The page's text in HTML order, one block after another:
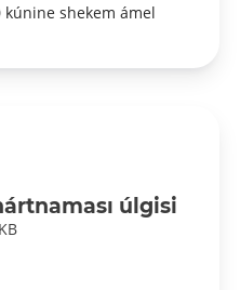
kúnine shekem ámel
úlgisi